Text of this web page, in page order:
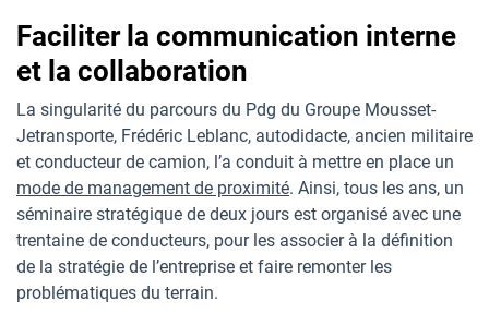
Faciliter la communication interne
et la collaboration
La singularité du parcours du Pdg du Groupe Mousset-
Jetransporte, Frédéric Leblanc, autodidacte, ancien militaire
et conducteur de camion, l’a conduit à mettre en place un
mode de management de proximité. Ainsi, tous les ans, un
séminaire stratégique de deux jours est organisé avec une
trentaine de conducteurs, pour les associer à la définition
de la stratégie de l’entreprise et faire remonter les
problématiques du terrain.